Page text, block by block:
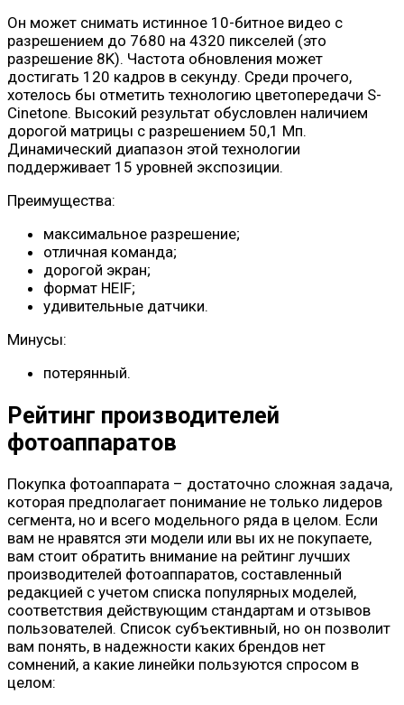
Он может снимать истинное 10-битное видео с
разрешением до 7680 на 4320 пикселей (это
разрешение 8K). Частота обновления может
достигать 120 кадров в секунду. Среди прочего,
хотелось бы отметить технологию цветопередачи S-
Cinetone. Высокий результат обусловлен наличием
дорогой матрицы с разрешением 50,1 Мп.
Динамический диапазон этой технологии
поддерживает 15 уровней экспозиции.
Преимущества:
максимальное разрешение;
отличная команда;
дорогой экран;
формат HEIF;
удивительные датчики.
Минусы:
потерянный.
Рейтинг производителей
фотоаппаратов
Покупка фотоаппарата – достаточно сложная задача,
которая предполагает понимание не только лидеров
сегмента, но и всего модельного ряда в целом. Если
вам не нравятся эти модели или вы их не покупаете,
вам стоит обратить внимание на рейтинг лучших
производителей фотоаппаратов, составленный
редакцией с учетом списка популярных моделей,
соответствия действующим стандартам и отзывов
пользователей. Список субъективный, но он позволит
вам понять, в надежности каких брендов нет
сомнений, а какие линейки пользуются спросом в
целом: